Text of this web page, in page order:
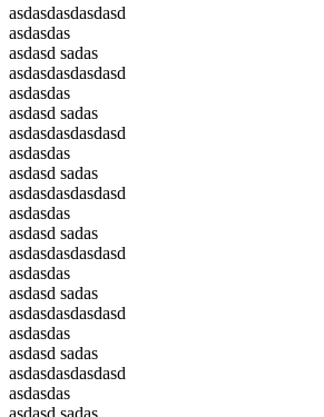
asdasdasdasdasd
asdasdas
asdasd sadas
asdasdasdasdasd
asdasdas
asdasd sadas
asdasdasdasdasd
asdasdas
asdasd sadas
asdasdasdasdasd
asdasdas
asdasd sadas
asdasdasdasdasd
asdasdas
asdasd sadas
asdasdasdasdasd
asdasdas
asdasd sadas
asdasdasdasdasd
asdasdas
asdasd sadas